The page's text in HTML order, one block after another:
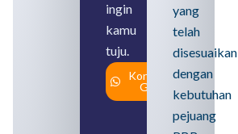
ingin
kamu
tuju.
Konsultasi
Gratis
yang
telah
disesuaikan
dengan
kebutuhan
pejuang